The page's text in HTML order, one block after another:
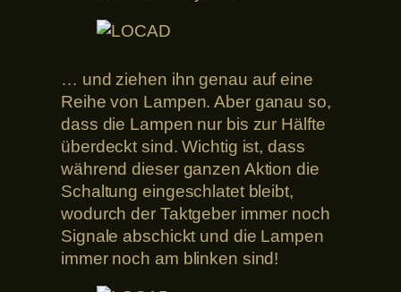
… und ziehen ihn genau auf eine
Reihe von Lampen. Aber ganau so,
dass die Lampen nur bis zur Hälfte
überdeckt sind. Wichtig ist, dass
während dieser ganzen Aktion die
Schaltung eingeschlatet bleibt,
wodurch der Taktgeber immer noch
Signale abschickt und die Lampen
immer noch am blinken sind!